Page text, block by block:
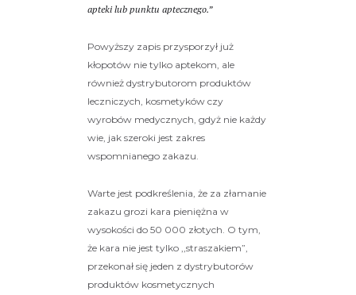
apteki lub punktu aptecznego.”
Powyższy zapis przysporzył już
kłopotów nie tylko aptekom, ale
również dystrybutorom produktów
leczniczych, kosmetyków czy
wyrobów medycznych, gdyż nie każdy
wie, jak szeroki jest zakres
wspomnianego zakazu.
Warte jest podkreślenia, że za złamanie
zakazu grozi kara pieniężna w
wysokości do 50 000 złotych. O tym,
że kara nie jest tylko ,,straszakiem”,
przekonał się jeden z dystrybutorów
produktów kosmetycznych